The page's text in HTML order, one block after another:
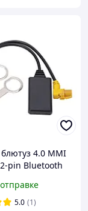
4.0 MMI
pin Bluetooth
5.0 (1)